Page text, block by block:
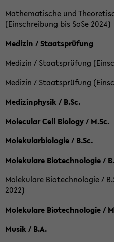
Mathematische und
(Einschreibung bis SoSe 2024)
Medizin / Staatsprüfung
Medizin / Staatsprüfung
Medizin / Staatsprüfung
Medizinphysik / B.Sc.
Molecular Cell Biology / M.Sc.
Molekularbiologie / B.Sc.
Molekulare Biotechnologie /
Molekulare Biotechnologie /
2022)
Molekulare Biotechnologie /
Musik / B.A.